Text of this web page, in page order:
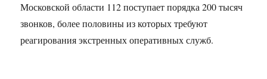
Московской области 112 поступает порядка 200 тысяч
звонков, более половины из которых требуют
реагирования экстренных оперативных служб.